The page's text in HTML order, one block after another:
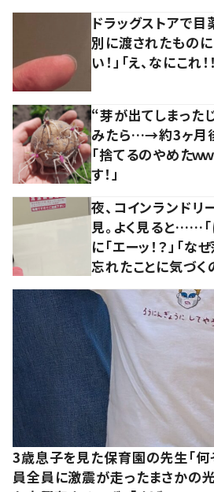
ドラッグストアで
別に渡されたもの
い！」「え、なにこれ！
“芽が出てしまった
みたら…→約3ヶ月
「捨てるのやめたｗ
す！」
夜、コインランド
見。よく見ると……
に「エーッ！？」「な
忘れたことに気づく
3歳息子を見た保育園の先生「何
員全員に激震が走ったまさかの